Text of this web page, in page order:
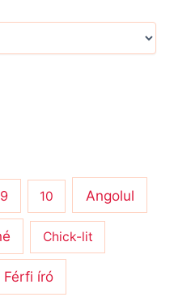
9 10 Angolul
Chick-lit
Férfi író